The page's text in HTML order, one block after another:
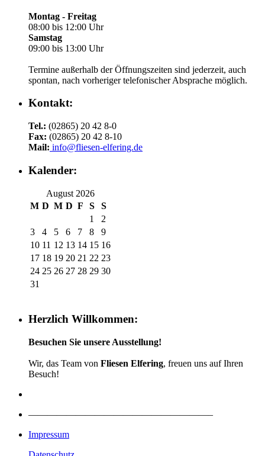
Montag - Freitag
08:00 bis 12:00 Uhr
Samstag
09:00 bis 13:00 Uhr
Termine außerhalb der Öffnungszeiten sind jederzeit, auch
spontan, nach vorheriger telefonischer Absprache möglich.
Kontakt:
Tel.: (02865) 20 42 8-0
Fax: (02865) 20 42 8-10
Mail: info@fliesen-elfering.de
Kalender:
August 2026
M D M D F S
S
1
2
3
4 5 6 7 8
9
10 11 12 13 14 15 16
17 18 19 20 21 22 23
24 25 26 27 28 29 30
31
Herzlich Willkommen:
Besuchen Sie unsere Ausstellung!
Wir, das Team von Fliesen Elfering, freuen uns auf Ihren
Besuch!
———————————————————–
Impressum